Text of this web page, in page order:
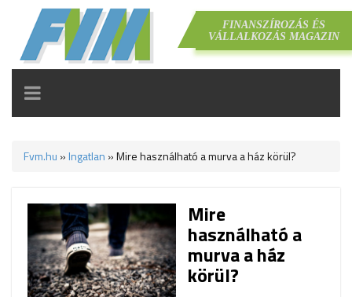
FINANSZÍROZÁS ÉS
VÁLLALKOZÁS MAGAZIN
TOGGLE
NAVIGATION
Fvm.hu » Ingatlan »Mire használható a murva a ház körül?
Mire
használható a
murva a ház
körül?